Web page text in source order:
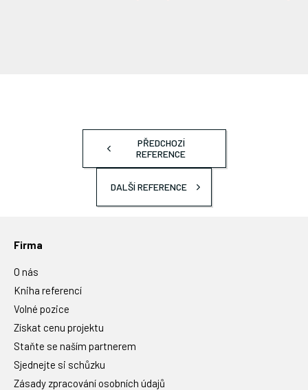
PŘEDCHOZÍ
REFERENCE
DALŠÍ REFERENCE
Firma
O nás
Kniha referencí
Volné pozice
Získat cenu projektu
Staňte se naším partnerem
Sjednejte si schůzku
Zásady zpracování osobních údajů